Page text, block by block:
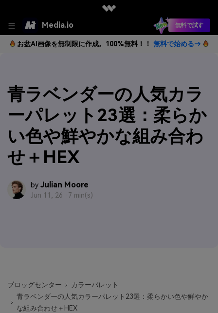
Media.io 無料で試す
お盆AI画像を無制限に作成。100%無料！！ 無料で始める→
青ラベンダーの人気カラ
ーパレット23選：柔らか
い色や鮮やかな組み合わ
せ＋HEX
by Julian Moore
Jun 11, 26 · 7 min(s)
ブロッグセンター
カラーパレット
青ラベンダーの人気カラーパレット23選：柔らかい色や鮮やか
な組み合わせ＋HEX